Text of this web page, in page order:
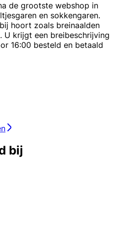
de grootste webshop in
en sokkengaren.
hoort zoals breinaalden
U krijgt een breibeschrijving
16:00 besteld en betaald
bij